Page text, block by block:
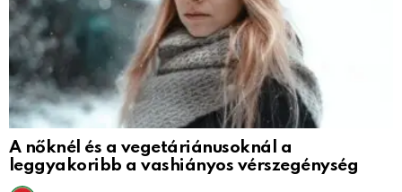
A nőknél és a vegetáriánusoknál a
leggyakoribb a vashiányos vérszegénység